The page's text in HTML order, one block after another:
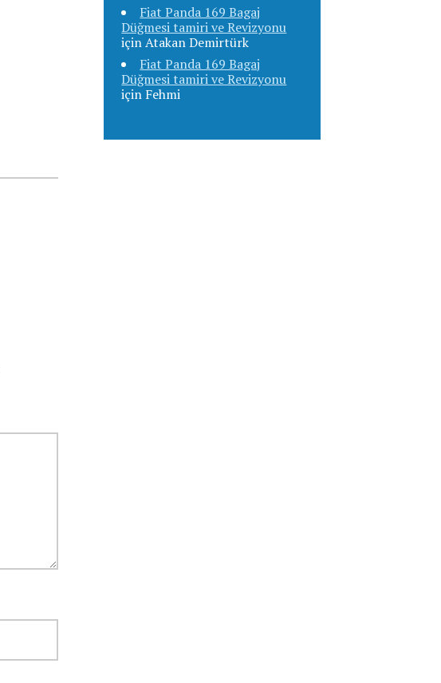
Fiat Panda 169 Bagaj
Düğmesi tamiri ve Revizyonu
içinAtakan Demirtürk
Fiat Panda 169 Bagaj
Düğmesi tamiri ve Revizyonu
için Fehmi